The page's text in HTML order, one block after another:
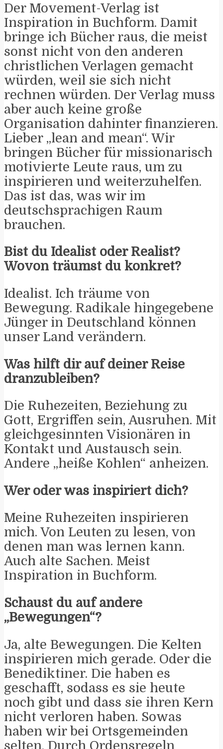
Der Movement-Verlag ist
Inspiration in Buchform. Damit
bringe ich Bücher raus, die meist
sonst nicht von den anderen
christlichen Verlagen gemacht
würden, weil sie sich nicht
rechnen würden. Der Verlag muss
aber auch keine große
Organisation dahinter finanzieren.
Lieber „lean and mean“. Wir
bringen Bücher für missionarisch
motivierte Leute raus, um zu
inspirieren und weiterzuhelfen.
Das ist das, was wir im
deutschsprachigen Raum
brauchen.
Bist du Idealist oder Realist?
Wovon träumst du konkret?
Idealist. Ich träume von
Bewegung. Radikale hingegebene
Jünger in Deutschland können
unser Land verändern.
Was hilft dir auf deiner Reise
dranzubleiben?
Die Ruhezeiten, Beziehung zu
Gott, Ergriffen sein, Ausruhen. Mit
gleichgesinnten Visionären in
Kontakt und Austausch sein.
Andere „heiße Kohlen“ anheizen.
Wer oder was inspiriert dich?
Meine Ruhezeiten inspirieren
mich. Von Leuten zu lesen, von
denen man was lernen kann.
Auch alte Sachen. Meist
Inspiration in Buchform.
Schaust du auf andere
„Bewegungen“?
Ja, alte Bewegungen. Die Kelten
inspirieren mich gerade. Oder die
Benediktiner. Die haben es
geschafft, sodass es sie heute
noch gibt und dass sie ihren Kern
nicht verloren haben. Sowas
haben wir bei Ortsgemeinden
selten. Durch Ordensregeln